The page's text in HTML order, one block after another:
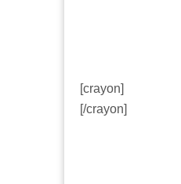
[crayon]
[/crayon]